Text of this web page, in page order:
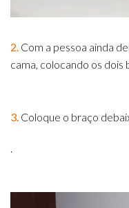
2. Com a pessoa ainda
cama, colocando os
3. Coloque o braço
.